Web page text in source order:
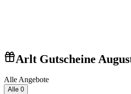
Arlt Gutscheine
Alle Angebote
Alle 0